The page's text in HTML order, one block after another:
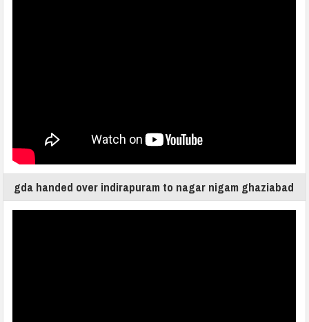
gda handed over indirapuram to nagar nigam ghaziabad